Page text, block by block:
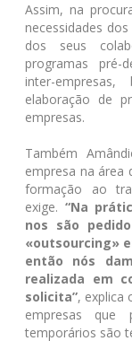
Assim, na
necessidades
dos seus
programas pré-
inter-
elaboração de
empresas.
Também
empresa na área
formação ao
exige. “Na
nos são
«outsourcing»
então nós
realizada em
solicita”, explica
empresas que
temporários são